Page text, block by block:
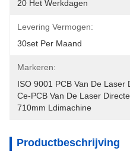
20 Het Werkdagen
Levering Vermogen:
30set Per Maand
Markeren:
ISO 9001 PCB Van De Laser
Ce-PCB Van De Laser
710mm Ldimachine
Productbeschrijving